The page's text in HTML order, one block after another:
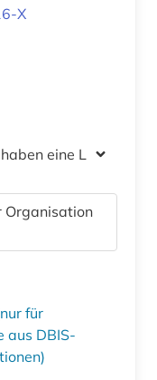
X
eine Lizenz
Organisation
für
aus DBIS-